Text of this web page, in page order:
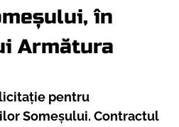
în
Armătura
pentru
Someșului. Contractul